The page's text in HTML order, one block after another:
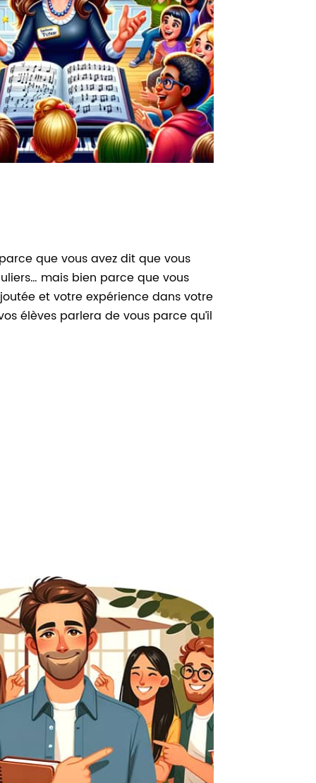
que vous avez dit que vous
mais bien parce que vous
et votre expérience dans votre
élèves parlera de vous parce qu’il